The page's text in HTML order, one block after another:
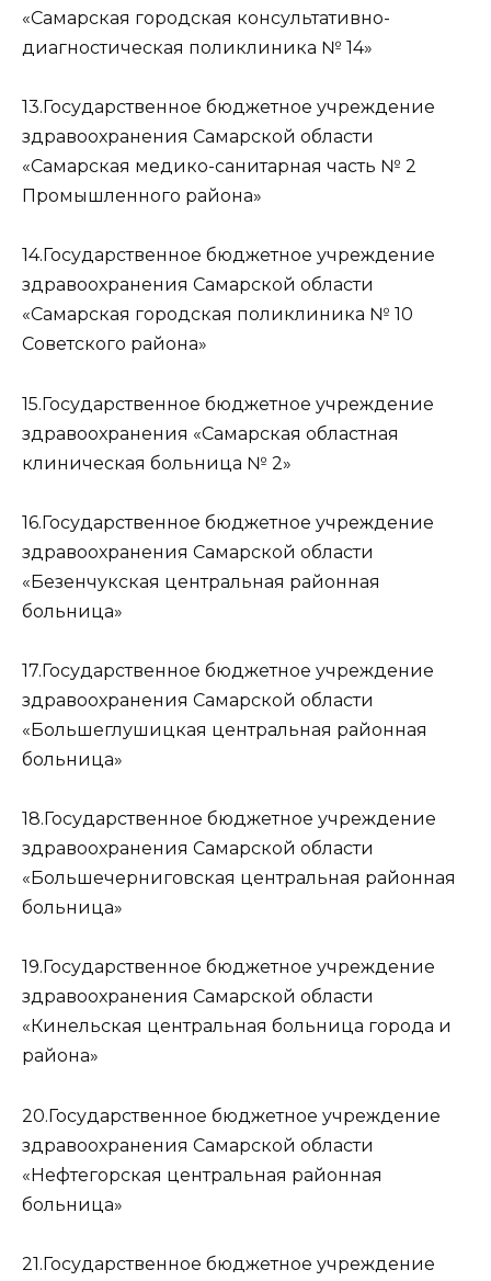
«Самарская городская консультативно-
диагностическая поликлиника № 14»
13.Государственное бюджетное учреждение
здравоохранения Самарской области
«Самарская медико-санитарная часть № 2
Промышленного района»
14.Государственное бюджетное учреждение
здравоохранения Самарской области
«Самарская городская поликлиника № 10
Советского района»
15.Государственное бюджетное учреждение
здравоохранения «Самарская областная
клиническая больница № 2»
16.Государственное бюджетное учреждение
здравоохранения Самарской области
«Безенчукская центральная районная
больница»
17.Государственное бюджетное учреждение
здравоохранения Самарской области
«Большеглушицкая центральная районная
больница»
18.Государственное бюджетное учреждение
здравоохранения Самарской области
«Большечерниговская центральная районная
больница»
19.Государственное бюджетное учреждение
здравоохранения Самарской области
«Кинельская центральная больница города и
района»
20.Государственное бюджетное учреждение
здравоохранения Самарской области
«Нефтегорская центральная районная
больница»
21.Государственное бюджетное учреждение